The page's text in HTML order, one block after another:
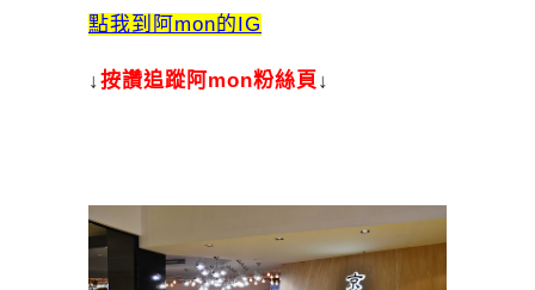
點我到阿mon的IG
↓按讚追蹤阿mon粉絲頁 ↓